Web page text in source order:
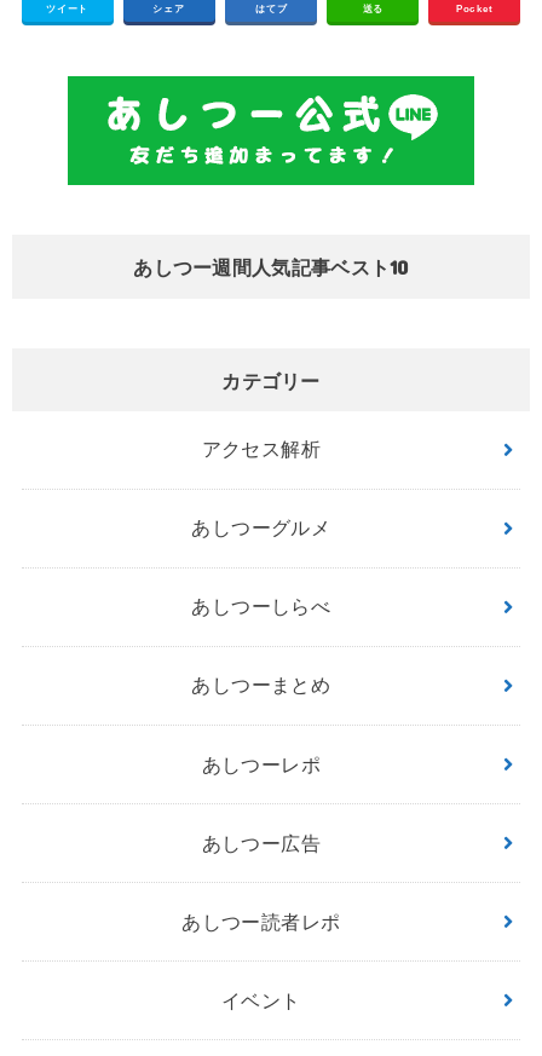
ツイート シェア はてブ 送る Pocket
あしつー週間人気記事ベスト10
カテゴリー
アクセス解析
あしつーグルメ
あしつーしらべ
あしつーまとめ
あしつーレポ
あしつー広告
あしつー読者レポ
イベント